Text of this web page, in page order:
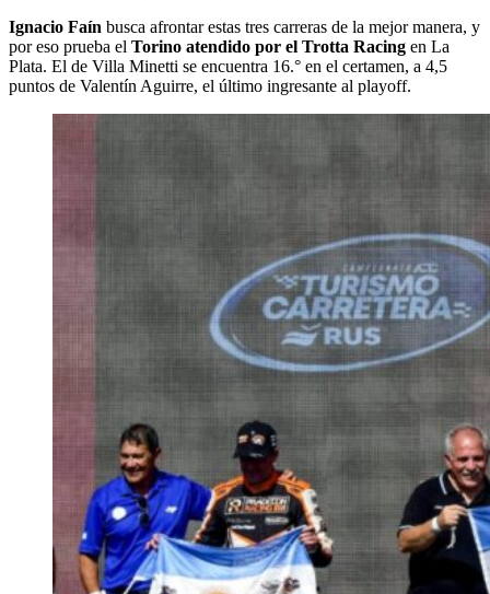
Ignacio Faín busca afrontar estas tres carreras de la mejor manera, y
por eso prueba el Torino atendido por el Trotta Racing en La
Plata. El de Villa Minetti se encuentra 16.° en el certamen, a 4,5
puntos de Valentín Aguirre, el último ingresante al playoff.